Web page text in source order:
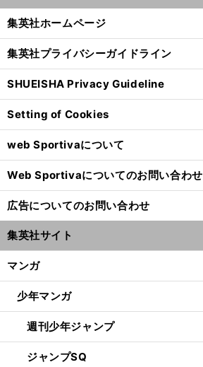
集英社ホームページ
集英社プライバシーガイドライン
SHUEISHA Privacy Guideline
Setting of Cookies
web Sportivaについて
Web Sportivaについてのお問い合わせ
広告についてのお問い合わせ
集英社サイト
マンガ
少年マンガ
週刊少年ジャンプ
ジャンプSQ